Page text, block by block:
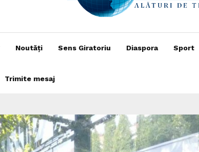
Noutăți Sens Giratoriu Diaspora Sport
Trimite mesaj